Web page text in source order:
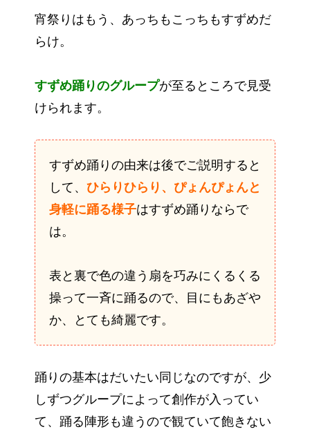
宵祭りはもう、あっちもこっちもすずめだ
らけ。
すずめ踊りのグループが至るところで見受
けられます。
すずめ踊りの由来は後でご説明すると
して、 ひらりひらり、ぴょんぴょんと
身軽に踊る様子はすずめ踊りならで
は。
表と裏で色の違う扇を巧みにくるくる
操って一斉に踊るので、目にもあざや
か、とても綺麗です。
踊りの基本はだいたい同じなのですが、少
しずつグループによって創作が入ってい
て、踊る陣形も違うので観ていて飽きない